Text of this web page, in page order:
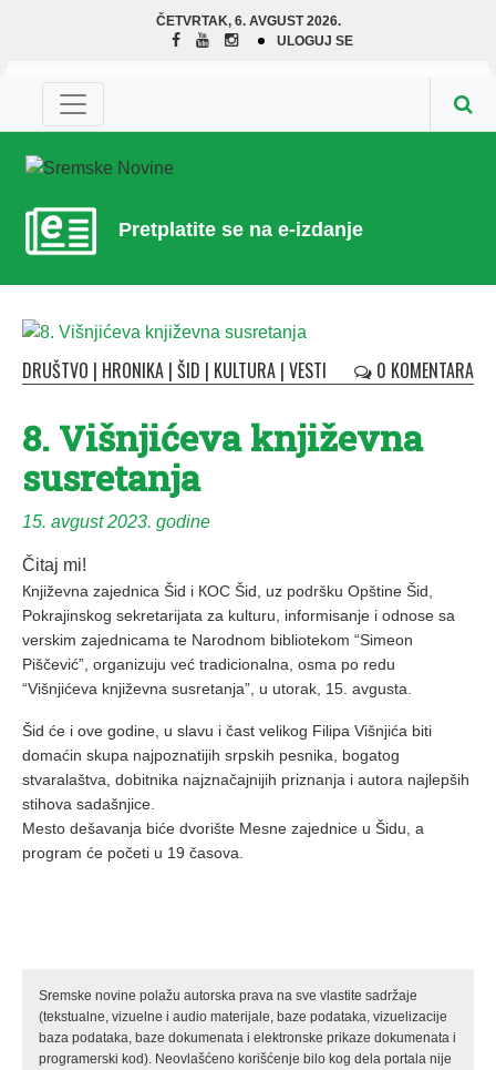
ČETVRTAK, 6. AVGUST 2026.
ULOGUJ SE
Pretplatite se na e-izdanje
DRUŠTVO | HRONIKA | ŠID | KULTURA | VESTI 0 KOMENTARA
8. Višnjićeva književna
susretanja
15. avgust 2023. godine
Čitaj mi!
Кnjiževna zajednica Šid i КOC Šid, uz podršku Opštine Šid,
Pokrajinskog sekretarijata za kulturu, informisanje i odnose sa
verskim zajednicama te Narodnom bibliotekom “Simeon
Piščević”, organizuju već tradicionalna, osma po redu
“Višnjićeva književna susretanja”, u utorak, 15. avgusta.
Šid će i ove godine, u slavu i čast velikog Filipa Višnjića biti
domaćin skupa najpoznatijih srpskih pesnika, bogatog
stvaralaštva, dobitnika najznačajnijih priznanja i autora najlepših
stihova sadašnjice.
Mesto dešavanja biće dvorište Mesne zajednice u Šidu, a
program će početi u 19 časova.
Sremske novine polažu autorska prava na sve vlastite sadržaje
(tekstualne, vizuelne i audio materijale, baze podataka, vizuelizacije
baza podataka, baze dokumenata i elektronske prikaze dokumenata i
programerski kod). Neovlašćeno korišćenje bilo kog dela portala nije